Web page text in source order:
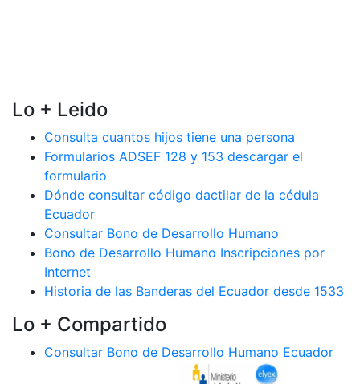
Lo + Leido
Consulta cuantos hijos tiene una persona
Formularios ADSEF 128 y 153 descargar el
formulario
Dónde consultar código dactilar de la cédula
Ecuador
Consultar Bono de Desarrollo Humano
Bono de Desarrollo Humano Inscripciones por
Internet
Historia de las Banderas del Ecuador desde 1533
Lo + Compartido
Consultar Bono de Desarrollo Humano Ecuador